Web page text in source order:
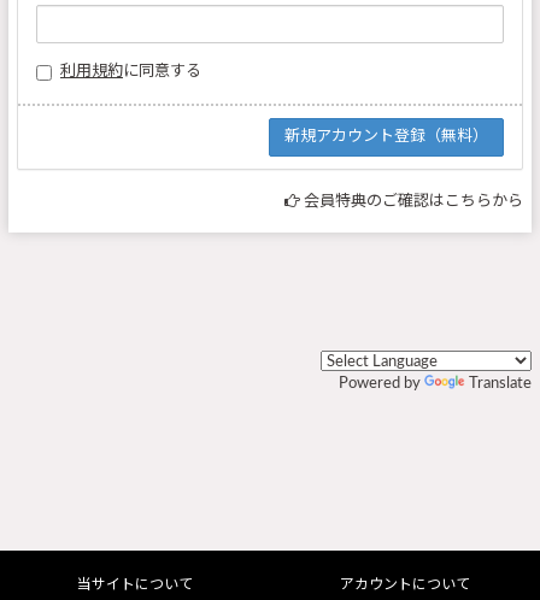
利用規約に同意する
会員特典のご確認はこちらから
Powered by Translate
当サイトについて アカウントについて